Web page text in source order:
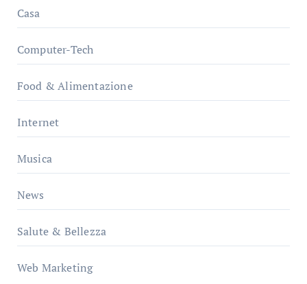
Casa
Computer-Tech
Food & Alimentazione
Internet
Musica
News
Salute & Bellezza
Web Marketing